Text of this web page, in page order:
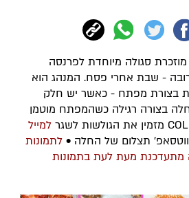
סגולה מיוחדת לפרנסה
- שבת אחרי פסח. המנהג הוא
בצורת מפתח - כאשר יש חלק
בצורה רגילה כשהמפתח מוטמן
למייל
לתמונות
מעת לעת בתמונות